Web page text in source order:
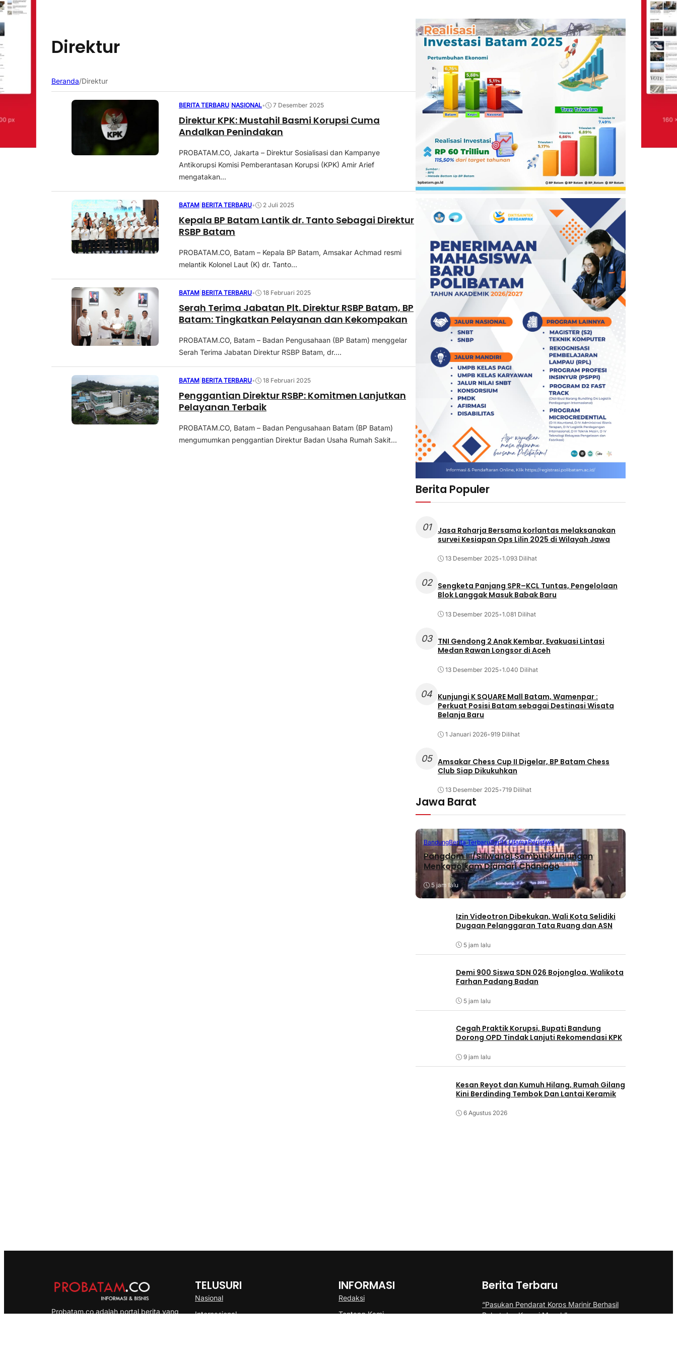
Direktur
Beranda/Direktur
BERITA TERBARU NASIONAL• 7 Desember 2025
Direktur KPK: Mustahil Basmi Korupsi Cuma
Andalkan Penindakan
PROBATAM.CO, Jakarta – Direktur Sosialisasi dan Kampanye
Antikorupsi Komisi Pemberantasan Korupsi (KPK) Amir Arief
mengatakan...
BATAM BERITA TERBARU• 2 Juli 2025
Kepala BP Batam Lantik dr. Tanto Sebagai Direktur
RSBP Batam
PROBATAM.CO, Batam – Kepala BP Batam, Amsakar Achmad resmi
melantik Kolonel Laut (K) dr. Tanto...
BATAM BERITA TERBARU• 18 Februari 2025
Serah Terima Jabatan Plt. Direktur RSBP Batam, BP
Batam: Tingkatkan Pelayanan dan Kekompakan
PROBATAM.CO, Batam – Badan Pengusahaan (BP Batam) menggelar
Serah Terima Jabatan Direktur RSBP Batam, dr....
BATAM BERITA TERBARU• 18 Februari 2025
Penggantian Direktur RSBP: Komitmen Lanjutkan
Pelayanan Terbaik
PROBATAM.CO, Batam – Badan Pengusahaan Batam (BP Batam)
mengumumkan penggantian Direktur Badan Usaha Rumah Sakit...
Berita Populer
01
Jasa Raharja Bersama korlantas melaksanakan
survei Kesiapan Ops Lilin 2025 di Wilayah Jawa
13 Desember 2025•1.093 Dilihat
02
Sengketa Panjang SPR–KCL Tuntas, Pengelolaan
Blok Langgak Masuk Babak Baru
13 Desember 2025•1.081 Dilihat
03
TNI Gendong 2 Anak Kembar, Evakuasi Lintasi
Medan Rawan Longsor di Aceh
13 Desember 2025•1.040 Dilihat
04 Kunjungi K SQUARE Mall Batam, Wamenpar :
Perkuat Posisi Batam sebagai Destinasi Wisata
Belanja Baru
1 Januari 2026•919 Dilihat
05 Amsakar Chess Cup II Digelar, BP Batam Chess
Club Siap Dikukuhkan
13 Desember 2025•719 Dilihat
Jawa Barat
BandungBerita TerbaruBerita UtamaPeristiwa
Pangdam III/Siliwangi Sambut Kunjungan
Menkopolkam Djamari Chaniago
5 jam lalu
Izin Videotron Dibekukan, Wali Kota Selidiki
Dugaan Pelanggaran Tata Ruang dan ASN
5 jam lalu
Demi 900 Siswa SDN 026 Bojongloa, Walikota
Farhan Padang Badan
5 jam lalu
Cegah Praktik Korupsi, Bupati Bandung
Dorong OPD Tindak Lanjuti Rekomendasi KPK
9 jam lalu
Kesan Reyot dan Kumuh Hilang, Rumah Gilang
Kini Berdinding Tembok Dan Lantai Keramik
6 Agustus 2026
Probatam.co adalah portal berita yang
TELUSURI
Nasional
Internasional
INFORMASI
Redaksi
Tentang Kami
Berita Terbaru
“Pasukan Pendarat Korps Marinir Berhasil
Rebut dan Kuasai Musuh”